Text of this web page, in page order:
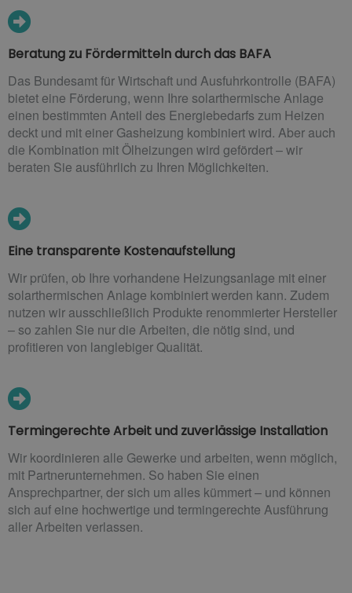
Beratung zu Fördermitteln durch das BAFA
Das Bundesamt für Wirtschaft und Ausfuhrkontrolle (BAFA)
bietet eine Förderung, wenn Ihre solarthermische Anlage
einen bestimmten Anteil des Energiebedarfs zum Heizen
deckt und mit einer Gasheizung kombiniert wird. Aber auch
die Kombination mit Ölheizungen wird gefördert – wir
beraten Sie ausführlich zu Ihren Möglichkeiten.
Eine transparente Kostenaufstellung
Wir prüfen, ob Ihre vorhandene Heizungsanlage mit einer
solarthermischen Anlage kombiniert werden kann. Zudem
nutzen wir ausschließlich Produkte renommierter Hersteller
– so zahlen Sie nur die Arbeiten, die nötig sind, und
profitieren von langlebiger Qualität.
Termingerechte Arbeit und zuverlässige Installation
Wir koordinieren alle Gewerke und arbeiten, wenn möglich,
mit Partnerunternehmen. So haben Sie einen
Ansprechpartner, der sich um alles kümmert – und können
sich auf eine hochwertige und termingerechte Ausführung
aller Arbeiten verlassen.